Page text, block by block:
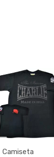
Camiseta